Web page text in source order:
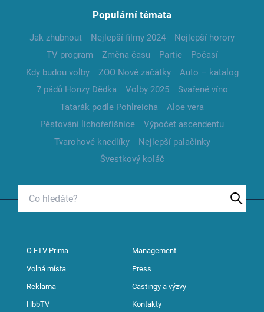
Populární témata
Jak zhubnout Nejlepší filmy 2024
Nejlepší horory
TV program
Změna času Partie
Počasí
Kdy budou volby
ZOO Nové začátky
Auto – katalog
7 pádů Honzy Dědka
Volby 2025
Svařené víno
Tatarák podle Pohlreicha
Aloe vera
Pěstování lichořeřišnice
Výpočet ascendentu
Tvarohové knedlíky
Nejlepší palačinky
Švestkový koláč
O FTV Prima Management
Volná místa Press
Reklama Castingy a výzvy
HbbTV Kontakty